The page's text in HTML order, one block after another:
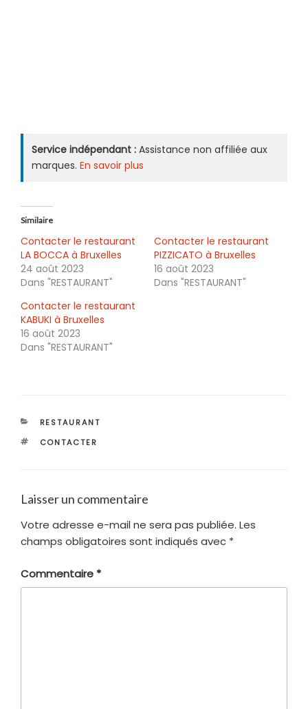
Service indépendant : Assistance non affiliée aux
marques. En savoir plus
Similaire
Contacter le restaurant
LA BOCCA à Bruxelles
24 août 2023
Dans "RESTAURANT"
Contacter le restaurant
PIZZICATO à Bruxelles
16 août 2023
Dans "RESTAURANT"
Contacter le restaurant
KABUKI à Bruxelles
16 août 2023
Dans "RESTAURANT"
CATÉGORIES
RESTAURANT
ÉTIQUETTES
CONTACTER
Laisser un commentaire
Votre adresse e-mail ne sera pas publiée. Les
champs obligatoires sont indiqués avec *
Commentaire *